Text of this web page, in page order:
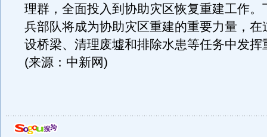
理群，全面投入到协助灾区恢复重建工作。
兵部队将成为协助灾区重建的重要力量，在
设桥梁、清理废墟和排除水患等任务中发挥
(来源：中新网)